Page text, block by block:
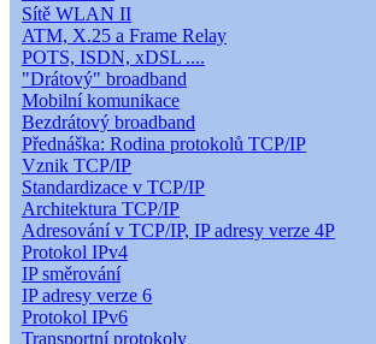
Sítě WLAN II
ATM, X.25 a Frame Relay
POTS, ISDN, xDSL ....
"Drátový" broadband
Mobilní komunikace
Bezdrátový broadband
Přednáška: Rodina protokolů TCP/IP
Vznik TCP/IP
Standardizace v TCP/IP
Architektura TCP/IP
Adresování v TCP/IP, IP adresy verze 4P
Protokol IPv4
IP směrování
IP adresy verze 6
Protokol IPv6
Transportní protokoly